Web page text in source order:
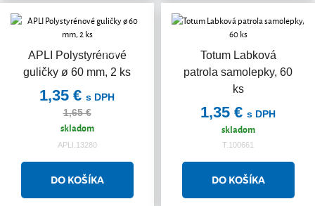
APLI Polystyrénové
guličky ø 60 mm, 2 ks
Akcia
1,35 € s DPH
1,65 €
skladom
APLI.13280
Totum Labková
patrola samolepky, 60
ks
1,35 € s DPH
skladom
T.100661